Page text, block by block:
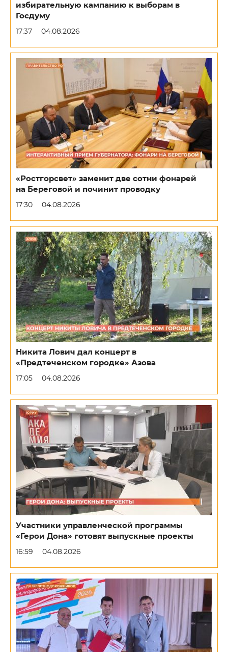
избирательную кампанию к выборам в
Госдуму
17:37 04.08.2026
«Ростгорсвет» заменит две сотни фонарей
на Береговой и починит проводку
17:30 04.08.2026
Никита Лович дал концерт в
«Предтеченском городке» Азова
17:05 04.08.2026
Участники управленческой программы
«Герои Дона» готовят выпускные проекты
16:59 04.08.2026